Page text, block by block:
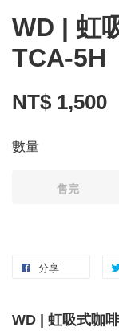
WD | 虹
TCA-5H
NT$ 1,500
數量
售完
分享
WD | 虹吸式咖